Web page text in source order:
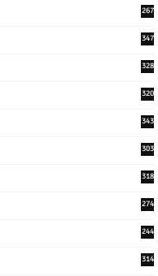
267
347
328
320
343
303
318
274
244
314